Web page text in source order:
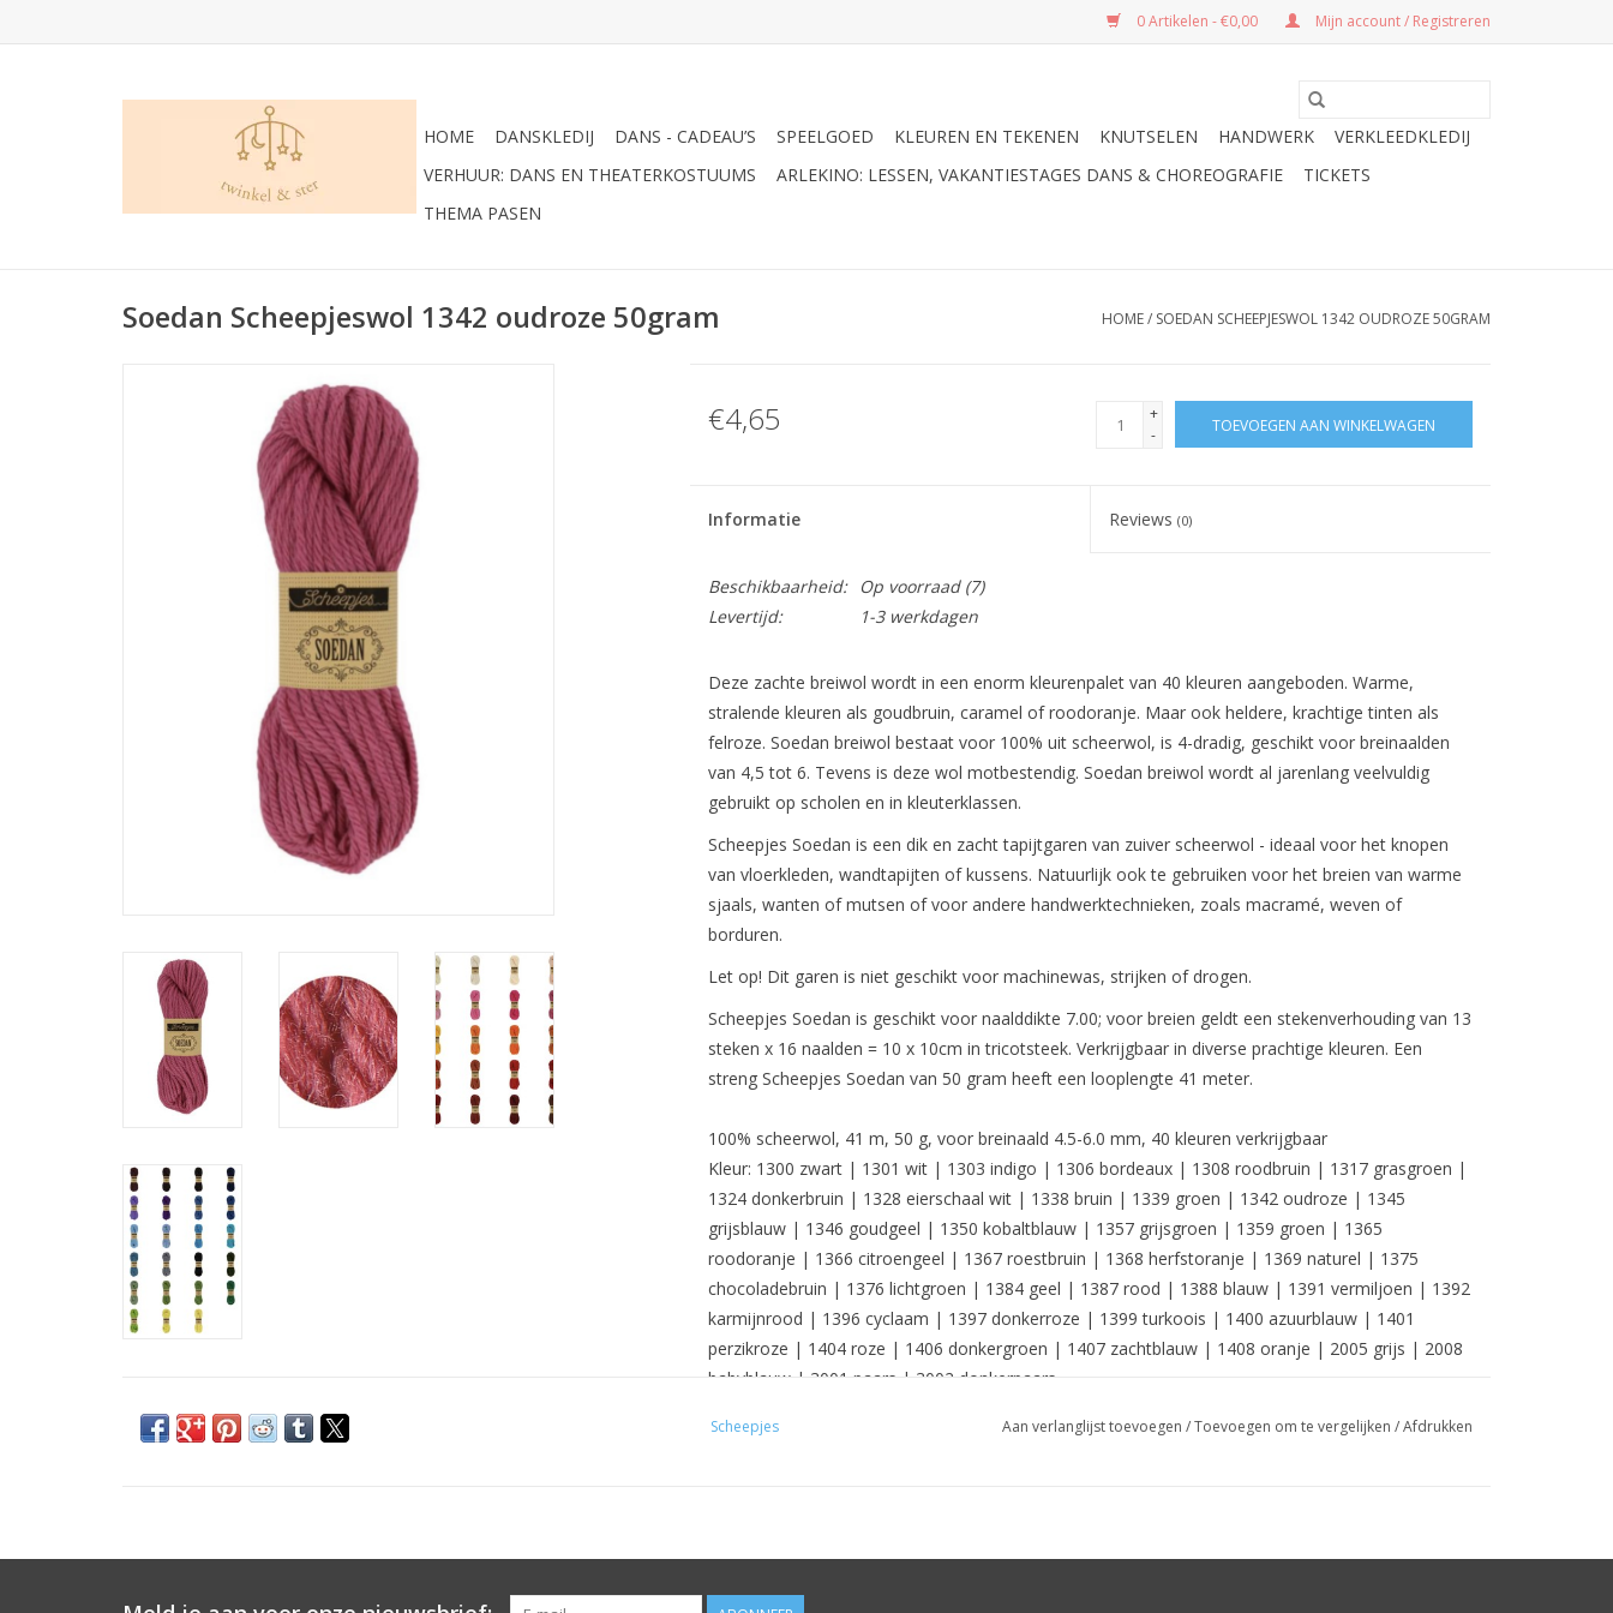
0 Artikelen - €0,00 Mijn account / Registreren
HOME DANSKLEDIJ DANS - CADEAU’S SPEELGOED KLEUREN EN TEKENEN KNUTSELEN HANDWERK
VERKLEEDKLEDIJ
VERHUUR: DANS EN THEATERKOSTUUMS
ARLEKINO: LESSEN, VAKANTIESTAGES DANS & CHOREOGRAFIE
TICKETS
THEMA PASEN
Soedan Scheepjeswol 1342 oudroze 50gram HOME/ SOEDAN SCHEEPJESWOL 1342 OUDROZE 50GRAM
€4,65
+
-
TOEVOEGEN AAN WINKELWAGEN
Informatie Reviews(0)
Beschikbaarheid: Op voorraad(7)
Levertijd:
1-3 werkdagen
Deze zachte breiwol wordt in een enorm kleurenpalet van 40 kleuren aangeboden. Warme,
stralende kleuren als goudbruin, caramel of roodoranje. Maar ook heldere, krachtige tinten als
felroze. Soedan breiwol bestaat voor 100% uit scheerwol, is 4-dradig, geschikt voor breinaalden
van 4,5 tot 6. Tevens is deze wol motbestendig. Soedan breiwol wordt al jarenlang veelvuldig
gebruikt op scholen en in kleuterklassen.
Scheepjes Soedan is een dik en zacht tapijtgaren van zuiver scheerwol - ideaal voor het knopen
van vloerkleden, wandtapijten of kussens. Natuurlijk ook te gebruiken voor het breien van warme
sjaals, wanten of mutsen of voor andere handwerktechnieken, zoals macramé, weven of
borduren.
Let op! Dit garen is niet geschikt voor machinewas, strijken of drogen.
Scheepjes Soedan is geschikt voor naalddikte 7.00; voor breien geldt een stekenverhouding van 13
steken x 16 naalden = 10 x 10cm in tricotsteek. Verkrijgbaar in diverse prachtige kleuren. Een
streng Scheepjes Soedan van 50 gram heeft een looplengte 41 meter.
100% scheerwol, 41 m, 50 g, voor breinaald 4.5-6.0 mm, 40 kleuren verkrijgbaar
Kleur: 1300 zwart | 1301 wit | 1303 indigo | 1306 bordeaux | 1308 roodbruin | 1317 grasgroen |
1324 donkerbruin | 1328 eierschaal wit | 1338 bruin | 1339 groen | 1342 oudroze | 1345
grijsblauw | 1346 goudgeel | 1350 kobaltblauw | 1357 grijsgroen | 1359 groen | 1365
roodoranje | 1366 citroengeel | 1367 roestbruin | 1368 herfstoranje | 1369 naturel | 1375
chocoladebruin | 1376 lichtgroen | 1384 geel | 1387 rood | 1388 blauw | 1391 vermiljoen | 1392
karmijnrood | 1396 cyclaam | 1397 donkerroze | 1399 turkoois | 1400 azuurblauw | 1401
perzikroze | 1404 roze | 1406 donkergroen | 1407 zachtblauw | 1408 oranje | 2005 grijs | 2008
babyblauw | 3001 paars | 3002 donkerpaars
Scheepjes Aan verlanglijst toevoegen /Toevoegen om te vergelijken /Afdrukken